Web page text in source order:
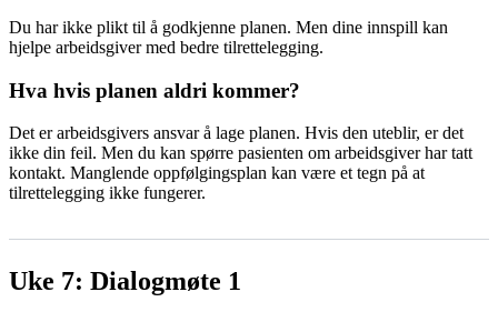
Du har ikke plikt til å godkjenne planen. Men dine innspill kan
hjelpe arbeidsgiver med bedre tilrettelegging.
Hva hvis planen aldri kommer?
Det er arbeidsgivers ansvar å lage planen. Hvis den uteblir, er det
ikke din feil. Men du kan spørre pasienten om arbeidsgiver har tatt
kontakt. Manglende oppfølgingsplan kan være et tegn på at
tilrettelegging ikke fungerer.
Uke 7: Dialogmøte 1